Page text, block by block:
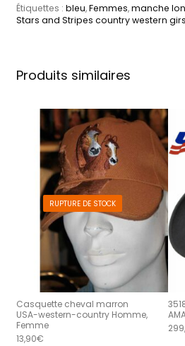
Étiquettes : bleu,Femmes,manche
Stars and Stripes country western
Produits similaires
RUPTURE DE STOCK
Casquette cheval marron
USA-western-country Homme,
Femme
13,90€